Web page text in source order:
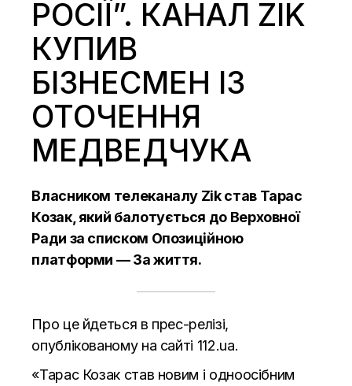
РОСІЇ”. КАНАЛ ZIK
КУПИВ
БІЗНЕСМЕН ІЗ
ОТОЧЕННЯ
МЕДВЕДЧУКА
Власником телеканалу Zik став Тарас
Козак, який балотується до Верховної
Ради за списком Опозиційною
платформи — За життя.
Про це йдеться в прес-релізі,
опублікованому на сайті 112.ua.
«Тарас Козак став новим і одноосібним